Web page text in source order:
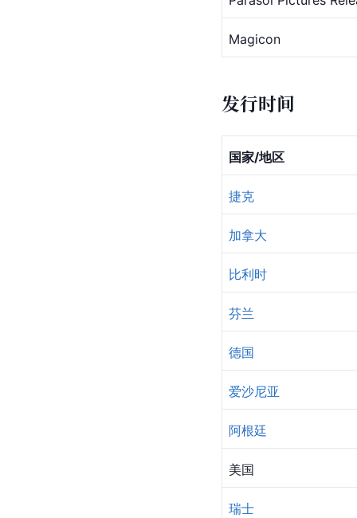
Magicon
发行时间
国家/地区
捷克
加拿大
比利时
芬兰
德国
爱沙尼亚
阿根廷
美国
瑞士